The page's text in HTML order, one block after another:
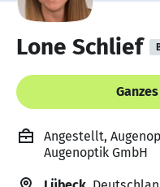
Lone Schlief
Angestellt,
Augenoptik GmbH